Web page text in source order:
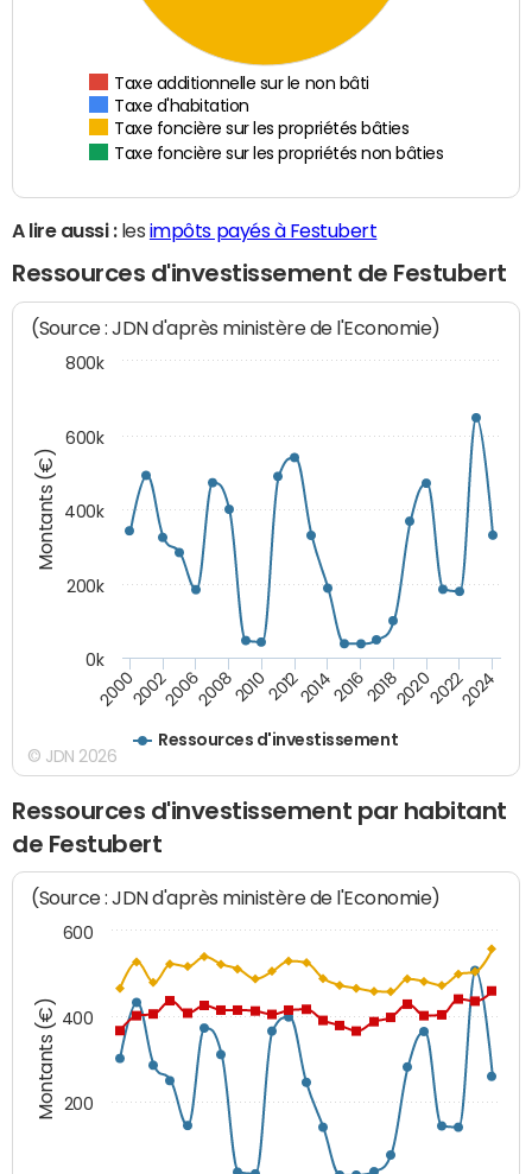
Taxe additionnelle sur le non bâti
Taxe d'habitation
Taxe foncière sur les propriétés bâties
Taxe foncière sur les propriétés non bâties
A lire aussi :les impôts payés à Festubert
Ressources d'investissement de Festubert
Montants (€)
(Source : JDN d'après ministère de l'Economie)
Ressources d'investissement
200020022006200820102012201420162018202020222024
0k
200k
400k
600k
800k
© JDN 2026
Ressources d'investissement par habitant
de Festubert
Montants (€)
(Source : JDN d'après ministère de l'Economie)
200
400
600